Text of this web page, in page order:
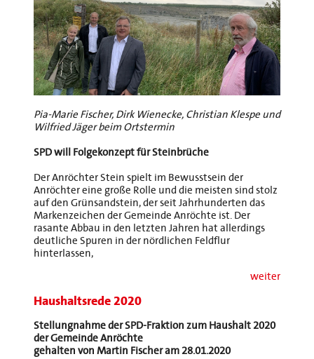
Pia-Marie Fischer, Dirk Wienecke, Christian Klespe und
Wilfried Jäger beim Ortstermin
SPD will Folgekonzept für Steinbrüche
Der Anröchter Stein spielt im Bewusstsein der
Anröchter eine große Rolle und die meisten sind stolz
auf den Grünsandstein, der seit Jahrhunderten das
Markenzeichen der Gemeinde Anröchte ist. Der
rasante Abbau in den letzten Jahren hat allerdings
deutliche Spuren in der nördlichen Feldflur
hinterlassen,
weiter
Haushaltsrede 2020
Stellungnahme der SPD-Fraktion zum Haushalt 2020
der Gemeinde Anröchte
gehalten von Martin Fischer am 28.01.2020